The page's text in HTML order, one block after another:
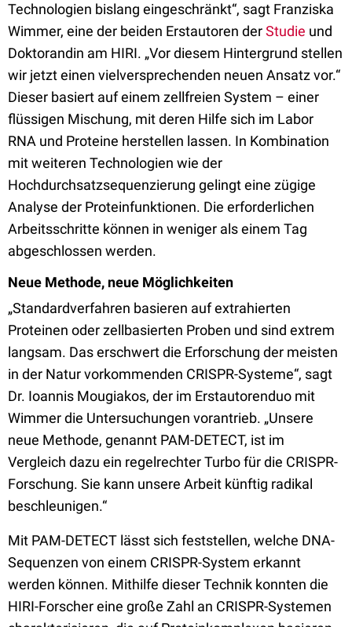
Technologien bislang eingeschränkt“, sagt Franziska
Wimmer, eine der beiden Erstautoren derStudie und
Doktorandin am HIRI. „Vor diesem Hintergrund stellen
wir jetzt einen vielversprechenden neuen Ansatz vor.“
Dieser basiert auf einem zellfreien System – einer
flüssigen Mischung, mit deren Hilfe sich im Labor
RNA und Proteine herstellen lassen. In Kombination
mit weiteren Technologien wie der
Hochdurchsatzsequenzierung gelingt eine zügige
Analyse der Proteinfunktionen. Die erforderlichen
Arbeitsschritte können in weniger als einem Tag
abgeschlossen werden.
Neue Methode, neue Möglichkeiten
„Standardverfahren basieren auf extrahierten
Proteinen oder zellbasierten Proben und sind extrem
langsam. Das erschwert die Erforschung der meisten
in der Natur vorkommenden CRISPR-Systeme“, sagt
Dr. Ioannis Mougiakos, der im Erstautorenduo mit
Wimmer die Untersuchungen vorantrieb. „Unsere
neue Methode, genannt PAM-DETECT, ist im
Vergleich dazu ein regelrechter Turbo für die CRISPR-
Forschung. Sie kann unsere Arbeit künftig radikal
beschleunigen.“
Mit PAM-DETECT lässt sich feststellen, welche DNA-
Sequenzen von einem CRISPR-System erkannt
werden können. Mithilfe dieser Technik konnten die
HIRI-Forscher eine große Zahl an CRISPR-Systemen